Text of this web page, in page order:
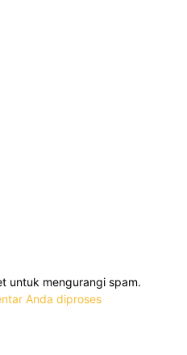
untuk mengurangi spam.
Anda diproses